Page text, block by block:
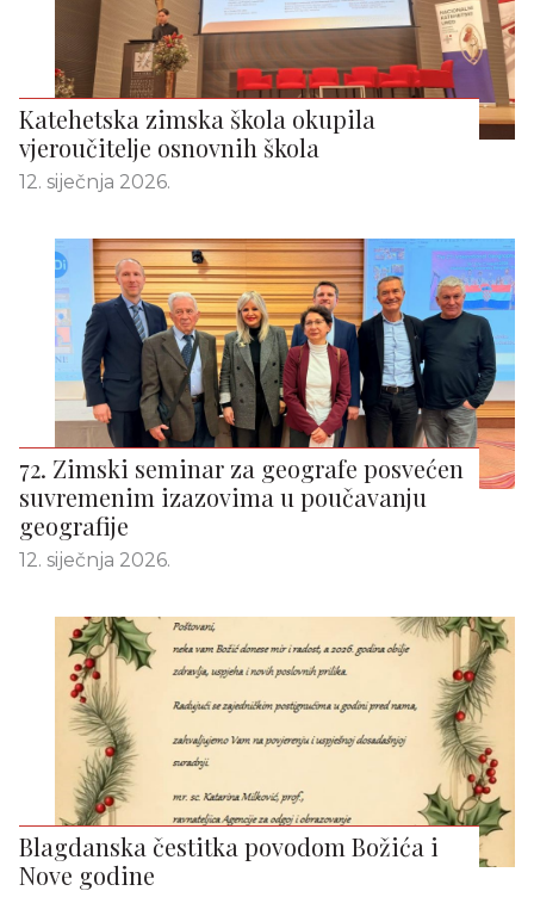
Katehetska zimska škola okupila
vjeroučitelje osnovnih škola
12. siječnja 2026.
72. Zimski seminar za geografe posvećen
suvremenim izazovima u poučavanju
geografije
12. siječnja 2026.
Blagdanska čestitka povodom Božića i
Nove godine